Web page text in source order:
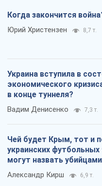
Когда закончится
Юрий Христензен 8,7 т.
Украина вступила в
экономического
в конце туннеля?
Вадим Денисенко 7,3 т.
Чей будет Крым, тот и
украинских футбольных
могут назвать убийцами
Александр Кирш 6,9 т.